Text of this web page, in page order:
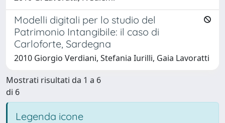
Modelli digitali per lo studio del
Patrimonio Intangibile: il caso di
Carloforte, Sardegna
2010 Giorgio Verdiani, Stefania Iurilli, Gaia Lavoratti
Mostrati risultati da 1 a 6
di 6
Legenda icone